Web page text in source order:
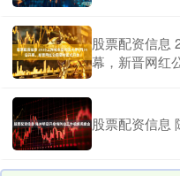
股票配资信息
幕，新晋网红
股票配资信息